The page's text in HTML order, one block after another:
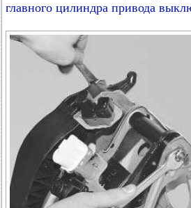
главного цилиндра привода